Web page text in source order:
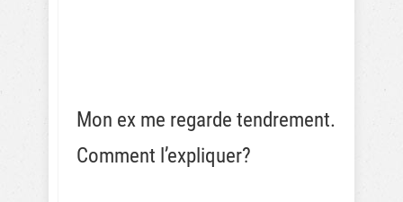
Mon ex me regarde tendrement.
Comment l’expliquer?